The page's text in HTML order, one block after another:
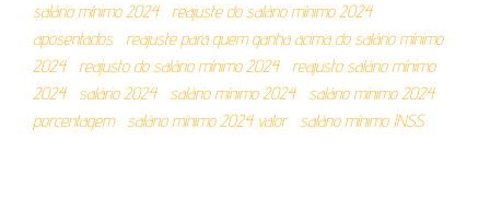
salário mínimo 2024
reajuste do salário mínimo 2024
aposentados
reajuste para quem ganha acima do salário mínimo
2024
reajusto do salário mínimo 2024
reajusto salário mínimo
2024
salário 2024 salário mínimo 2024
salário mínimo 2024
porcentagem
salário mínimo 2024 valor salário mínimo INSS